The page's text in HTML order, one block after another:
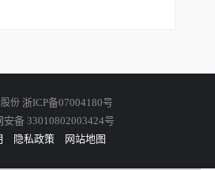
份 浙ICP备07004180号
安备 33010802003424号
隐私政策 网站地图